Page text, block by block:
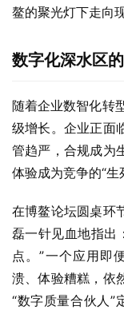
鳌的聚光灯下走向现
数字化深水区
随着企业数智化转
级增长。企业正面
管趋严，合规成为
体验成为竞争的“生
在博鳌论坛圆桌环
磊一针见血地指出
点。”一个应用即
溃、体验糟糕，依
“数字质量合伙人”